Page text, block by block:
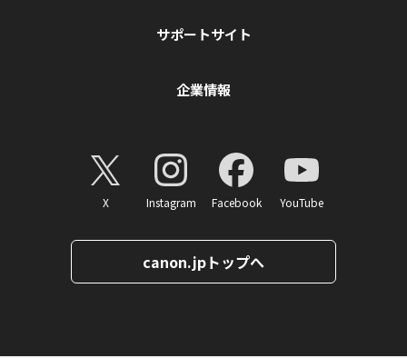
サポートサイト
企業情報
X Instagram Facebook YouTube
canon.jpトップへ